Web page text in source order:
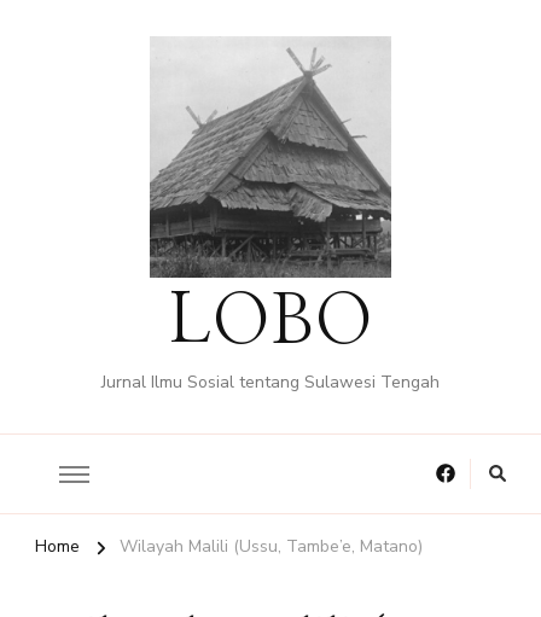
LOBO
Jurnal Ilmu Sosial tentang Sulawesi Tengah
Home Wilayah Malili (Ussu, Tambe’e, Matano)